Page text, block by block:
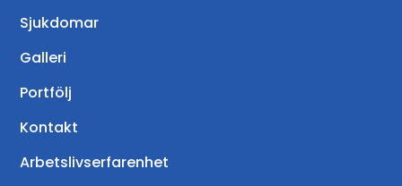
Sjukdomar
Galleri
Portfölj
Kontakt
Arbetslivserfarenhet